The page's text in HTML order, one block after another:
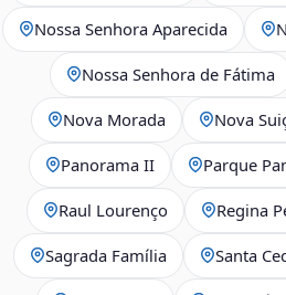
Nossa Senhora Aparecida
Nossa Senhora de Fátima
Nova Morada Nova
Panorama II Parque
Raul Lourenço Regina
Sagrada Família Santa